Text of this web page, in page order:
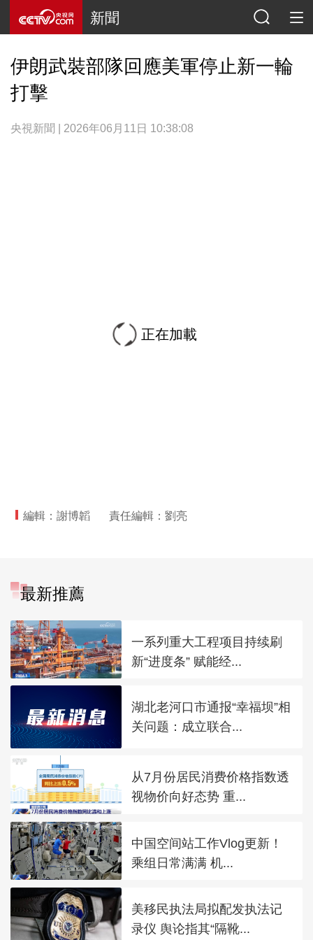
新聞
伊朗武裝部隊回應美軍停止新一輪
打擊
央視新聞 | 2026年06月11日 10:38:08
正在加載
編輯：謝博韜 責任編輯：劉亮
最新推薦
一系列重大工程项目持续刷
新“进度条” 赋能经...
湖北老河口市通报“幸福坝”相
关问题：成立联合...
从7月份居民消费价格指数透
视物价向好态势 重...
中国空间站工作Vlog更新！
乘组日常满满 机...
美移民执法局拟配发执法记
录仪 舆论指其“隔靴...